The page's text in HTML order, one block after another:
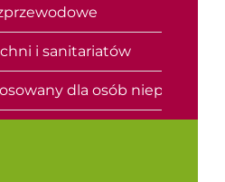
i sanitariatów
dla osób